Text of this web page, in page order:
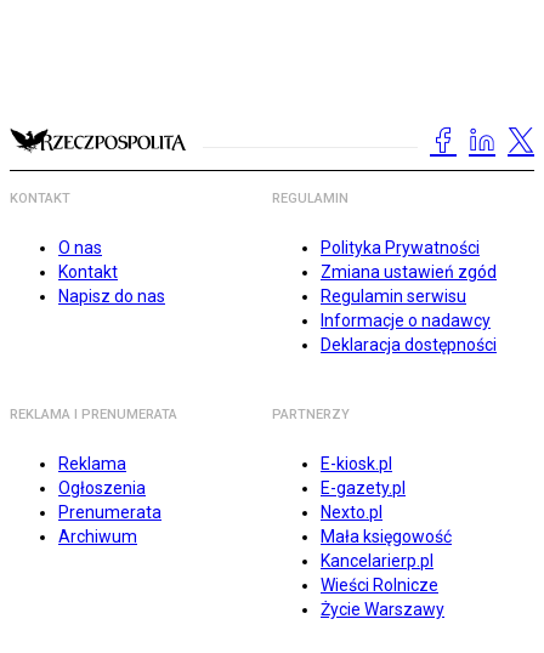
KONTAKT
O nas
Kontakt
Napisz do nas
REGULAMIN
Polityka Prywatności
Zmiana ustawień zgód
Regulamin serwisu
Informacje o nadawcy
Deklaracja dostępności
REKLAMA I PRENUMERATA
Reklama
Ogłoszenia
Prenumerata
Archiwum
PARTNERZY
E-kiosk.pl
E-gazety.pl
Nexto.pl
Mała księgowość
Kancelarierp.pl
Wieści Rolnicze
Życie Warszawy